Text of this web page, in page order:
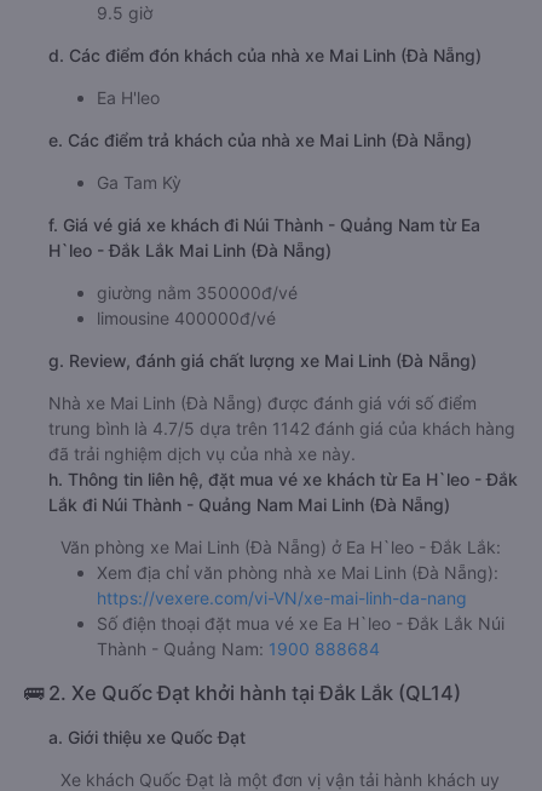
9.5 giờ
d. Các điểm đón khách của nhà xe Mai Linh (Đà Nẵng)
Ea H'leo
e. Các điểm trả khách của nhà xe Mai Linh (Đà Nẵng)
Ga Tam Kỳ
f. Giá vé giá xe khách đi Núi Thành - Quảng Nam từ Ea
H`leo - Đắk Lắk Mai Linh (Đà Nẵng)
giường nằm 350000đ/vé
limousine 400000đ/vé
g. Review, đánh giá chất lượng xe Mai Linh (Đà Nẵng)
Nhà xe Mai Linh (Đà Nẵng) được đánh giá với số điểm
trung bình là 4.7/5 dựa trên 1142 đánh giá của khách hàng
đã trải nghiệm dịch vụ của nhà xe này.
h. Thông tin liên hệ, đặt mua vé xe khách từ Ea H`leo - Đắk
Lắk đi Núi Thành - Quảng Nam Mai Linh (Đà Nẵng)
Văn phòng xe Mai Linh (Đà Nẵng) ở Ea H`leo - Đắk Lắk:
Xem địa chỉ văn phòng nhà xe Mai Linh (Đà Nẵng):
https://vexere.com/vi-VN/xe-mai-linh-da-nang
Số điện thoại đặt mua vé xe Ea H`leo - Đắk Lắk Núi
Thành - Quảng Nam: 1900 888684
🚌 2. Xe Quốc Đạt khởi hành tại Đắk Lắk (QL14)
a. Giới thiệu xe Quốc Đạt
Xe khách Quốc Đạt là một đơn vị vận tải hành khách uy